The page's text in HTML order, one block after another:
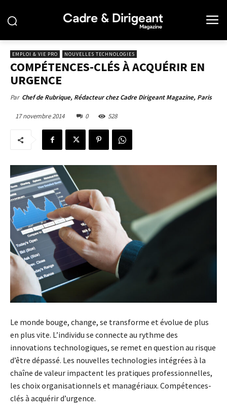
EMPLOI & VIE PRO NOUVELLES TECHNOLOGIES
COMPÉTENCES-CLÉS À ACQUÉRIR EN
URGENCE
Par Chef de Rubrique, Rédacteur chez Cadre Dirigeant Magazine, Paris
17 novembre 2014 0 528
Le monde bouge, change, se transforme et évolue de plus
en plus vite. L’individu se connecte au rythme des
innovations technologiques, se remet en question au risque
d’être dépassé. Les nouvelles technologies intégrées à la
chaîne de valeur impactent les pratiques professionnelles,
les choix organisationnels et managériaux. Compétences-
clés à acquérir d’urgence.